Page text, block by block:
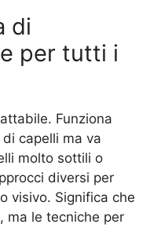
di
per tutti i
Funziona
capelli ma va
molto sottili o
diversi per
visivo. Significa che
ma le tecniche per